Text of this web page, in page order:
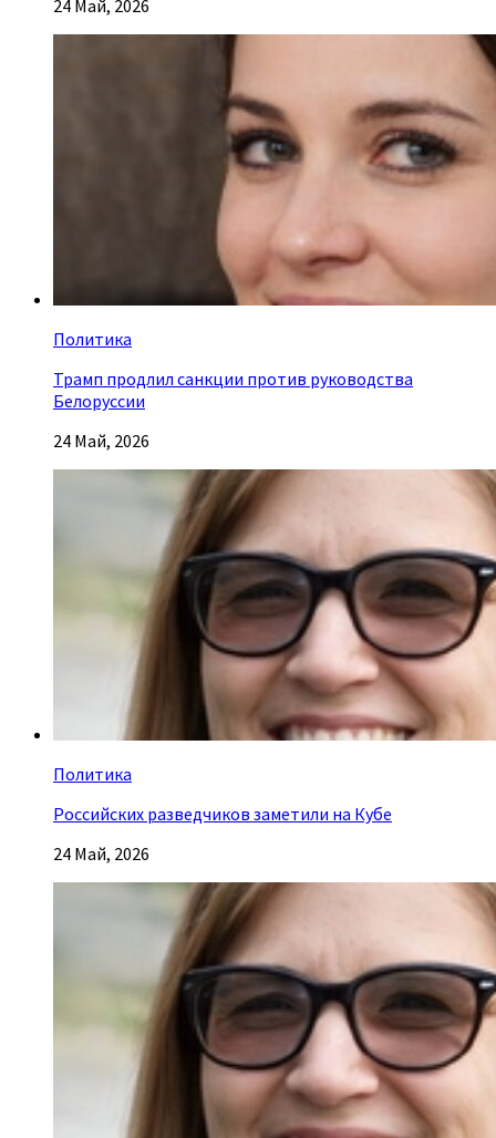
24 Май, 2026
Политика
Трамп продлил санкции против руководства
Белоруссии
24 Май, 2026
Политика
Российских разведчиков заметили на Кубе
24 Май, 2026